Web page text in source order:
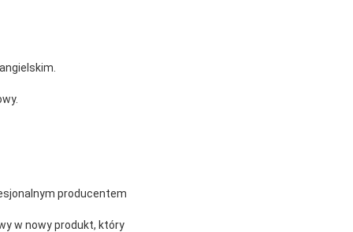
producentem
w nowy produkt, który